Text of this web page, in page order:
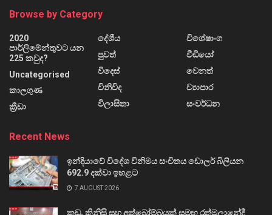
Browse by Category
2020
පාර්ලිමේන්තුවට යන
225 කවුද?
Uncategorised
කාලගුණ
ක්‍රීඩා
දේශීය
පුවත්
විදෙස්
විනිවිද
විලාසිතා
විශේෂාංග
වීඩියෝ
වෙනත්
ව්‍යාපාර
සංවර්ධන
Recent News
ඉන්දියාවේ විදේශ විනිමය සංචිතය ඩොලර් බිලියන
692.9 දක්වා ඉහළට
7 AUGUST 2026
කඩු, කිනිසි සහ අත්බෝම්බයක් සමඟ රත්මලානේදී